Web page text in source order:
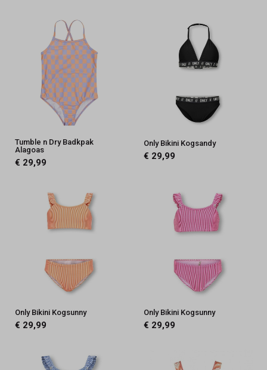
Tumble n Dry Badkpak
Alagoas
€ 29,99
Only Bikini Kogsandy
€ 29,99
Only Bikini Kogsunny
€ 29,99
Only Bikini Kogsunny
€ 29,99